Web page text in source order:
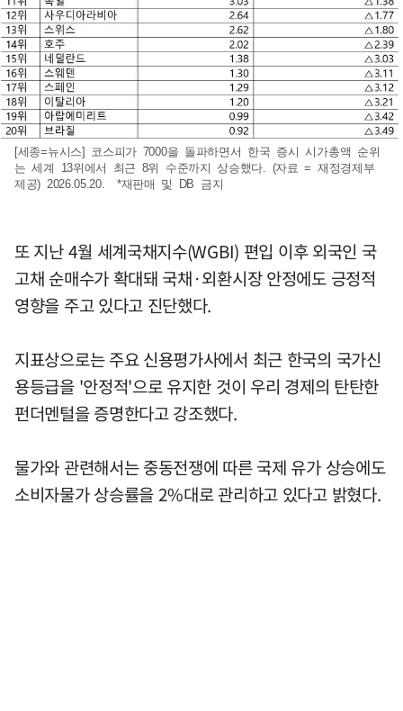
[세종=뉴시스] 코스피가 7000을 돌파하면서 한국 증시 시가총액 순위
는 세계 13위에서 최근 8위 수준까지 상승했다. (자료 = 재정경제부
제공) 2026.05.20. *재판매 및 DB 금지
또 지난 4월 세계국채지수(WGBI) 편입 이후 외국인 국
고채 순매수가 확대돼 국채·외환시장 안정에도 긍정적
영향을 주고 있다고 진단했다.
지표상으로는 주요 신용평가사에서 최근 한국의 국가신
용등급을 '안정적'으로 유지한 것이 우리 경제의 탄탄한
펀더멘털을 증명한다고 강조했다.
물가와 관련해서는 중동전쟁에 따른 국제 유가 상승에도
소비자물가 상승률을 2%대로 관리하고 있다고 밝혔다.